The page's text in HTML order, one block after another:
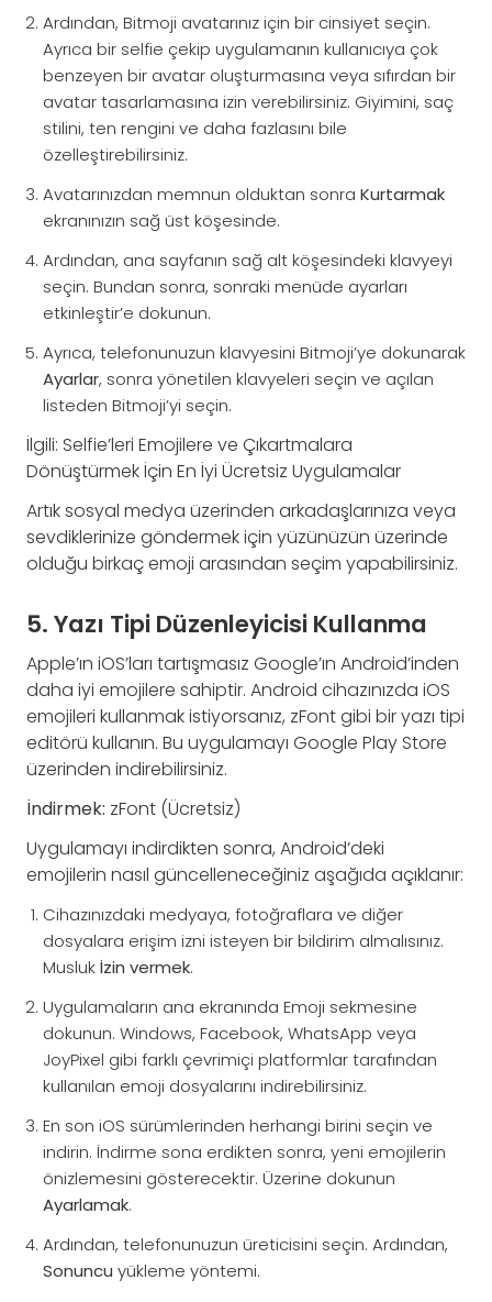
Ardından, Bitmoji avatarınız için bir cinsiyet seçin.
Ayrıca bir selfie çekip uygulamanın kullanıcıya çok
benzeyen bir avatar oluşturmasına veya sıfırdan bir
avatar tasarlamasına izin verebilirsiniz. Giyimini, saç
stilini, ten rengini ve daha fazlasını bile
özelleştirebilirsiniz.
Avatarınızdan memnun olduktan sonra Kurtarmak
ekranınızın sağ üst köşesinde.
Ardından, ana sayfanın sağ alt köşesindeki klavyeyi
seçin. Bundan sonra, sonraki menüde ayarları
etkinleştir’e dokunun.
Ayrıca, telefonunuzun klavyesini Bitmoji’ye dokunarak
Ayarlar, sonra yönetilen klavyeleri seçin ve açılan
listeden Bitmoji’yi seçin.
İlgili: Selfie’leri Emojilere ve Çıkartmalara
Dönüştürmek İçin En İyi Ücretsiz Uygulamalar
Artık sosyal medya üzerinden arkadaşlarınıza veya
sevdiklerinize göndermek için yüzünüzün üzerinde
olduğu birkaç emoji arasından seçim yapabilirsiniz.
5. Yazı Tipi Düzenleyicisi Kullanma
Apple’ın iOS’ları tartışmasız Google’ın Android’inden
daha iyi emojilere sahiptir. Android cihazınızda iOS
emojileri kullanmak istiyorsanız, zFont gibi bir yazı tipi
editörü kullanın. Bu uygulamayı Google Play Store
üzerinden indirebilirsiniz.
İndirmek: zFont (Ücretsiz)
Uygulamayı indirdikten sonra, Android’deki
emojilerin nasıl güncelleneceğiniz aşağıda açıklanır:
Cihazınızdaki medyaya, fotoğraflara ve diğer
dosyalara erişim izni isteyen bir bildirim almalısınız.
Muslukİzin vermek.
Uygulamaların ana ekranında Emoji sekmesine
dokunun. Windows, Facebook, WhatsApp veya
JoyPixel gibi farklı çevrimiçi platformlar tarafından
kullanılan emoji dosyalarını indirebilirsiniz.
En son iOS sürümlerinden herhangi birini seçin ve
indirin. İndirme sona erdikten sonra, yeni emojilerin
önizlemesini gösterecektir. Üzerine dokunun
Ayarlamak.
Ardından, telefonunuzun üreticisini seçin. Ardından,
Sonuncu yükleme yöntemi.